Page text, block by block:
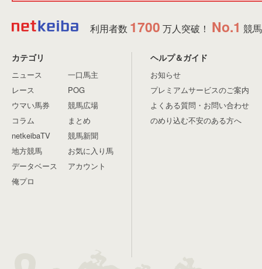
利用者数 1700 万人突破！ No.1 競
カテゴリ
ニュース
レース
ウマい馬券
コラム
netkeibaTV
地方競馬
データベース
俺プロ
一口馬主
POG
競馬広場
まとめ
競馬新聞
お気に入り馬
アカウント
ヘルプ＆ガイド
お知らせ
プレミアムサービスのご案内
よくある質問・お問い合わせ
のめり込む不安のある方へ